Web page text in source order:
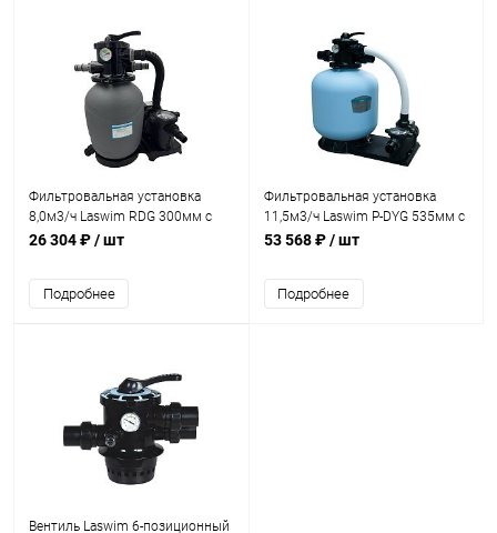
Фильтровальная установка
8,0м3/ч Laswim RDG 300мм с
насосом (RDG300K6W)
26 304 ₽/ шт
Подробнее
Фильтровальная установка
11,5м3/ч Laswim P-DYG 535мм с
насосом KP756 (P-DYG500K)
53 568 ₽/ шт
Подробнее
Вентиль Laswim 6-позиционный